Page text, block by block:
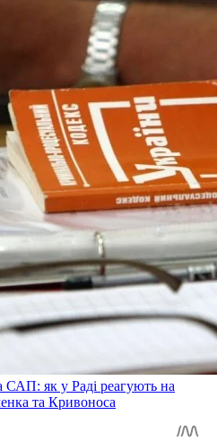
як у Раді реагують на
та Кривоноса